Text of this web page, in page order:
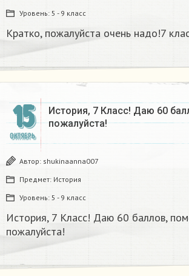
Уровень: 5 - 9 класс
Кратко, пожалуйста очень надо!7
15
ОКТЯБРЬ
История, 7 Класс! Даю 60
пожалуйста!
Автор: shukinaanna007
Предмет: История
Уровень: 5 - 9 класс
История, 7 Класс! Даю 60 баллов,
пожалуйста!